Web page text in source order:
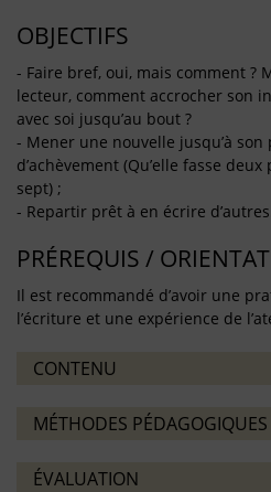
OBJECTIFS
- Faire bref, oui, mais comment ?
lecteur, comment accrocher son
avec soi jusqu’au bout ?
- Mener une nouvelle jusqu’à
d’achèvement (Qu’elle fasse
sept) ;
- Repartir prêt à en écrire
PRÉREQUIS /
Il est recommandé d’avoir une
l’écriture et une expérience de
CONTENU
MÉTHODES PÉDAGOGIQUES
ÉVALUATION